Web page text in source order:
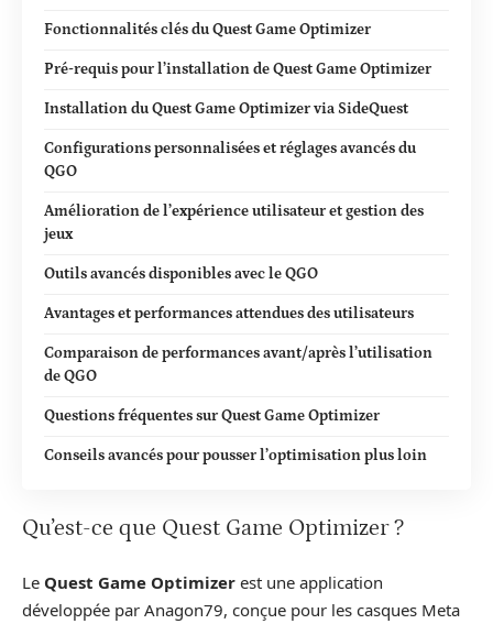
Fonctionnalités clés du Quest Game Optimizer
Pré-requis pour l’installation de Quest Game Optimizer
Installation du Quest Game Optimizer via SideQuest
Configurations personnalisées et réglages avancés du
QGO
Amélioration de l’expérience utilisateur et gestion des
jeux
Outils avancés disponibles avec le QGO
Avantages et performances attendues des utilisateurs
Comparaison de performances avant/après l’utilisation
de QGO
Questions fréquentes sur Quest Game Optimizer
Conseils avancés pour pousser l’optimisation plus loin
Qu’est-ce que Quest Game Optimizer ?
Le Quest Game Optimizer est une application
développée par Anagon79, conçue pour les casques Meta